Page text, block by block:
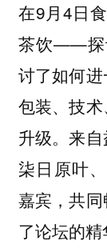
在9月4日
茶饮——探
讨了如何
包装、技
升级。来自
柒日原叶
嘉宾，共
了论坛的精